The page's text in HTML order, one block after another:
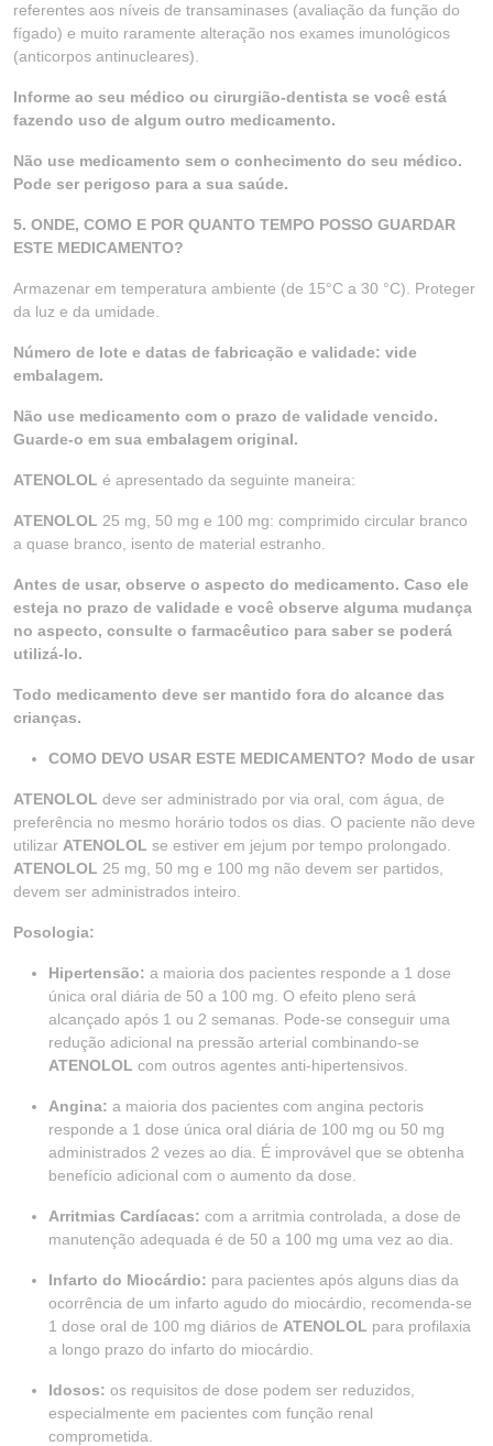
referentes aos níveis de transaminases (avaliação da função do
fígado) e muito raramente alteração nos exames imunológicos
(anticorpos antinucleares).
Informe ao seu médico ou cirurgião-dentista se você está
fazendo uso de algum outro medicamento.
Não use medicamento sem o conhecimento do seu médico.
Pode ser perigoso para a sua saúde.
5. ONDE, COMO E POR QUANTO TEMPO POSSO GUARDAR
ESTE MEDICAMENTO?
Armazenar em temperatura ambiente (de 15°C a 30 °C). Proteger
da luz e da umidade.
Número de lote e datas de fabricação e validade: vide
embalagem.
Não use medicamento com o prazo de validade vencido.
Guarde-o em sua embalagem original.
ATENOLOL é apresentado da seguinte maneira:
ATENOLOL 25 mg, 50 mg e 100 mg: comprimido circular branco
a quase branco, isento de material estranho.
Antes de usar, observe o aspecto do medicamento. Caso ele
esteja no prazo de validade e você observe alguma mudança
no aspecto, consulte o farmacêutico para saber se poderá
utilizá-lo.
Todo medicamento deve ser mantido fora do alcance das
crianças.
COMO DEVO USAR ESTE MEDICAMENTO? Modo de usar
ATENOLOL deve ser administrado por via oral, com água, de
preferência no mesmo horário todos os dias. O paciente não deve
utilizar ATENOLOL se estiver em jejum por tempo prolongado.
ATENOLOL 25 mg, 50 mg e 100 mg não devem ser partidos,
devem ser administrados inteiro.
Posologia:
Hipertensão: a maioria dos pacientes responde a 1 dose
única oral diária de 50 a 100 mg. O efeito pleno será
alcançado após 1 ou 2 semanas. Pode-se conseguir uma
redução adicional na pressão arterial combinando-se
ATENOLOL com outros agentes anti-hipertensivos.
Angina: a maioria dos pacientes com angina pectoris
responde a 1 dose única oral diária de 100 mg ou 50 mg
administrados 2 vezes ao dia. É improvável que se obtenha
benefício adicional com o aumento da dose.
Arritmias Cardíacas: com a arritmia controlada, a dose de
manutenção adequada é de 50 a 100 mg uma vez ao dia.
Infarto do Miocárdio: para pacientes após alguns dias da
ocorrência de um infarto agudo do miocárdio, recomenda-se
1 dose oral de 100 mg diários de ATENOLOL para profilaxia
a longo prazo do infarto do miocárdio.
Idosos: os requisitos de dose podem ser reduzidos,
especialmente em pacientes com função renal
comprometida.